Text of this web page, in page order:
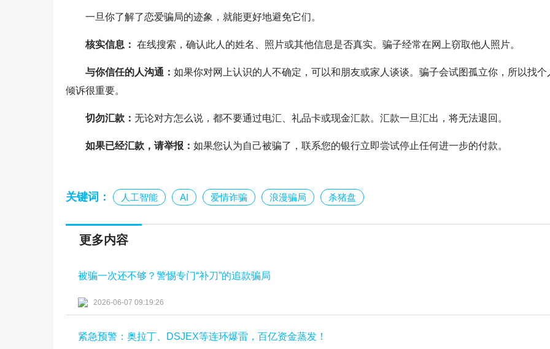
一旦你了解了恋爱骗局的迹象，就能更好地避免它们。
核实信息： 在线搜索，确认此人的姓名、照片或其他信息是否真实。骗子经常在网上窃取他人照片。
与你信任的人沟通： 如果你对网上认识的人不确定，可以和朋友或家人谈谈。骗子会试图孤立你，所以找个
倾诉很重要。
切勿汇款： 无论对方怎么说，都不要通过电汇、礼品卡或现金汇款。汇款一旦汇出，将无法退回。
如果已经汇款，请举报： 如果您认为自己被骗了，联系您的银行立即尝试停止任何进一步的付款。
关键词： 人工智能 AI 爱情诈骗 浪漫骗局 杀猪盘
更多内容
被骗一次还不够？警惕专门“补刀”的追款骗局
2026-06-07 09:19:26
紧急预警：奥拉丁、DSJEX等连环爆雷，百亿资金蒸发！